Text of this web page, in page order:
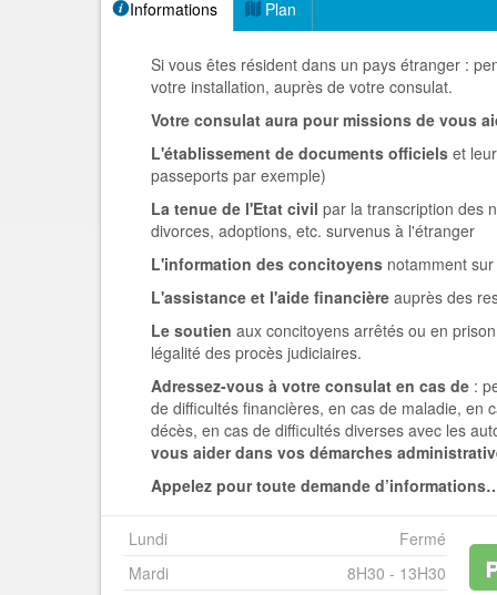
Informations Plan
Si vous êtes résident dans un pays étranger :
votre installation, auprès de votre consulat.
Votre consulat aura pour missions de vous
L'établissement de documents officiels et
passeports par exemple)
La tenue de l'Etat civil par la transcription des
divorces, adoptions, etc. survenus à l'étranger
L'information des concitoyens notamment
L'assistance et l'aide financière auprès des
Le soutien aux concitoyens arrêtés ou en
légalité des procès judiciaires.
Adressez-vous à votre consulat en cas de :
de difficultés financières, en cas de maladie, en
décès, en cas de difficultés diverses avec les
vous aider dans vos démarches
Appelez pour toute demande
Lundi
Fermé
Mardi
8H30 - 13H30